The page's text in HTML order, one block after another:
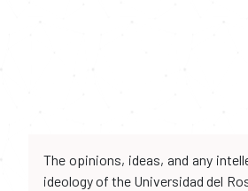
The opinions, ideas, and any
ideology of the Universidad del